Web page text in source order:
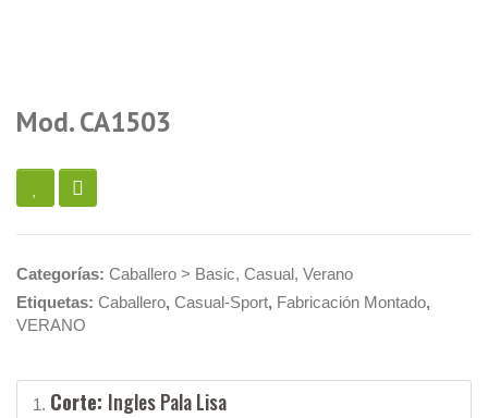
Mod. CA1503
Categorías: Caballero > Basic, Casual, Verano
Etiquetas: Caballero, Casual-Sport, Fabricación Montado,
VERANO
Corte: Ingles Pala Lisa